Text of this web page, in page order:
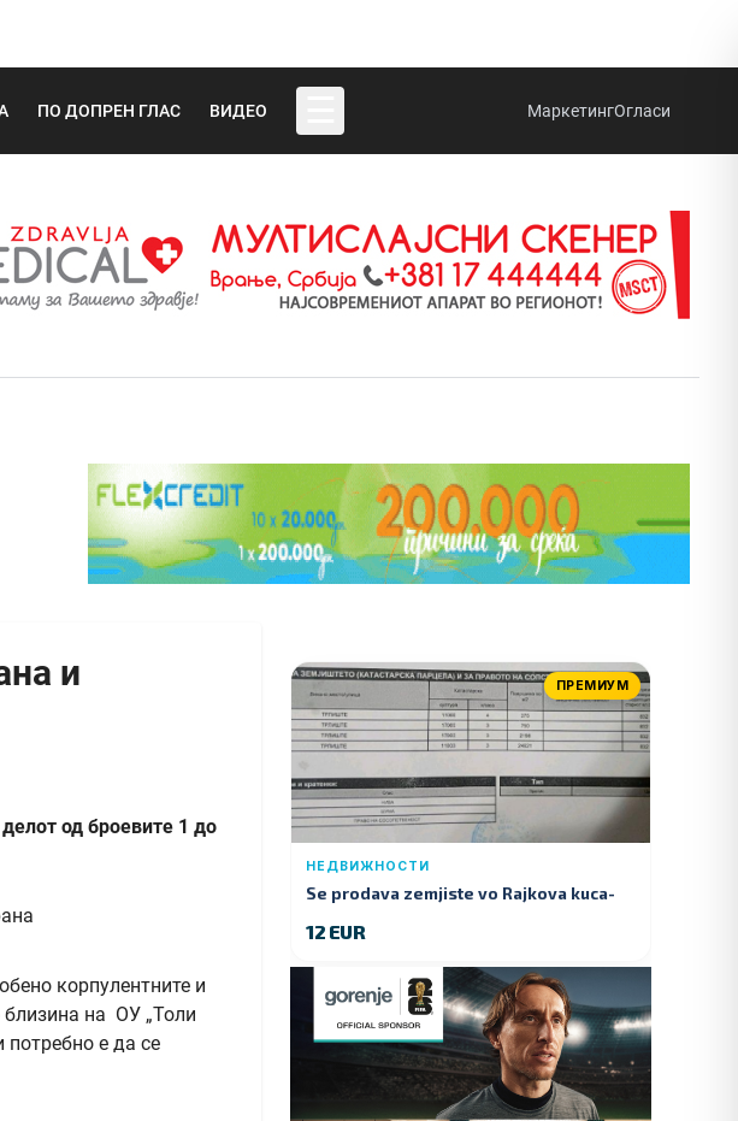
ПО ДОПРЕН ГЛАС ВИДЕО МаркетингОгласи
и
од броевите 1 до
корпулентните и
близина на ОУ „Толи
потребно е да се
ПРЕМИУМ
НЕДВИЖНОСТИ
Se prodava zemjiste vo Rajkova kuca-
12 EUR